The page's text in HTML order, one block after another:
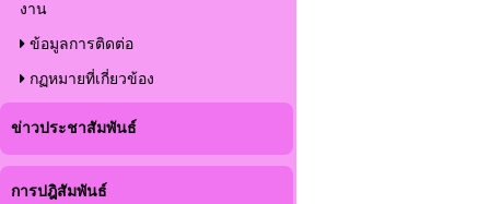
งาน
ข้อมูลการติดต่อ
กฏหมายที่เกี่ยวข้อง
ข่าวประชาสัมพันธ์
การปฎิสัมพันธ์